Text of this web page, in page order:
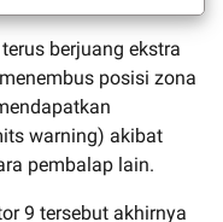
berjuang ekstra
posisi zona
warning) akibat
pembalap lain.
9 tersebut akhirnya